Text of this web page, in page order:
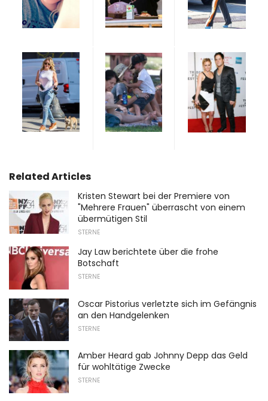
Related Articles
Kristen Stewart bei der Premiere von
"Mehrere Frauen" überrascht von einem
übermütigen Stil
STERNE
Jay Law berichtete über die frohe
Botschaft
STERNE
Oscar Pistorius verletzte sich im Gefängnis
an den Handgelenken
STERNE
Amber Heard gab Johnny Depp das Geld
für wohltätige Zwecke
STERNE